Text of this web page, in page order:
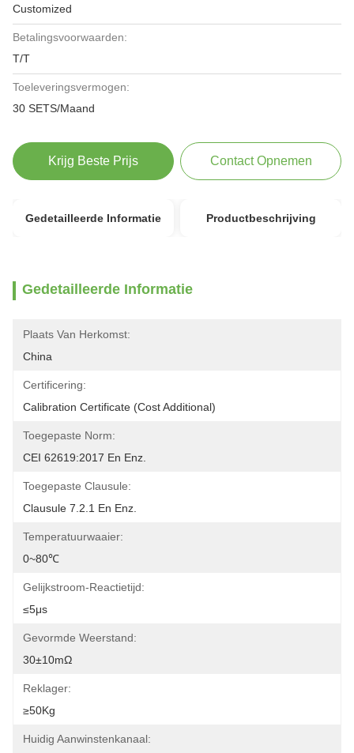
Customized
Betalingsvoorwaarden:
T/T
Toeleveringsvermogen:
30 SETS/Maand
Krijg Beste Prijs Contact Opnemen
Gedetailleerde Informatie Productbeschrijving
Gedetailleerde Informatie
Plaats Van Herkomst:
China
Certificering:
Calibration Certificate (Cost Additional)
Toegepaste Norm:
CEI 62619:2017 En Enz.
Toegepaste Clausule:
Clausule 7.2.1 En Enz.
Temperatuurwaaier:
0~80℃
Gelijkstroom-Reactietijd:
≤5μs
Gevormde Weerstand:
30±10mΩ
Reklager:
≥50Kg
Huidig Aanwinstenkanaal: